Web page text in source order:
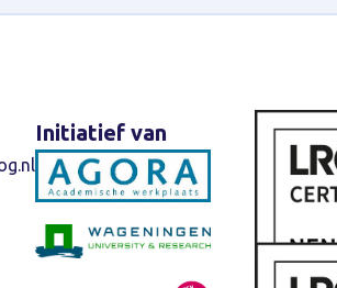
Initiatief van